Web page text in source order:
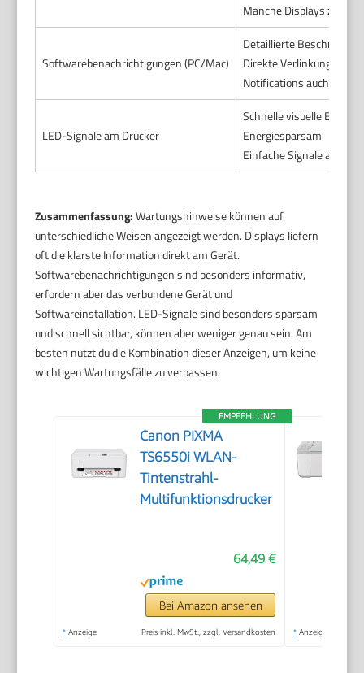
Manche Displays zeigen
Softwarebenachrichtigungen (PC/Mac)
Detaillierte Beschreibung
Direkte Verlinkung zu
Notifications auch bei
LED-Signale am Drucker
Schnelle visuelle
Energiesparsam
Einfache Signale auch
Zusammenfassung:Wartungshinweise können auf
unterschiedliche Weisen angezeigt werden. Displays liefern
oft die klarste Information direkt am Gerät.
Softwarebenachrichtigungen sind besonders informativ,
erfordern aber das verbundene Gerät und
Softwareinstallation. LED-Signale sind besonders sparsam
und schnell sichtbar, können aber weniger genau sein. Am
besten nutzt du die Kombination dieser Anzeigen, um keine
wichtigen Wartungsfälle zu verpassen.
EMPFEHLUNG
Canon PIXMA
TS6550i WLAN-
Tintenstrahl-
Multifunktionsdrucker
64,49 €
Bei Amazon ansehen
* Anzeige Preis inkl. MwSt., zzgl. Versandkosten * Anzeige